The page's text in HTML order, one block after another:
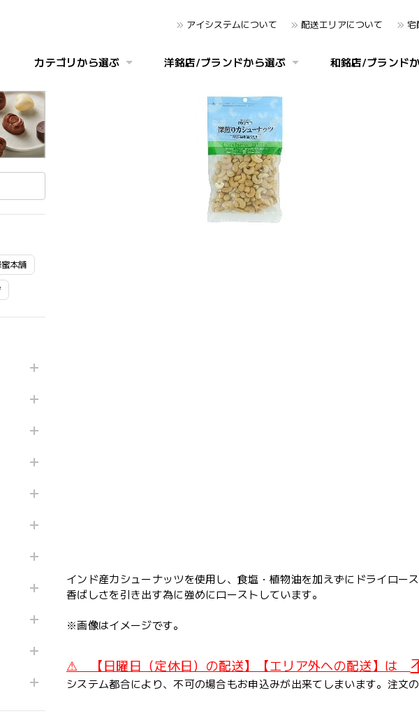
アイシステムについて 配送エリアについて 宅
カテゴリから選ぶ 洋銘店/ブランドから選ぶ 和銘店/ブランド
本舗
インド産カシューナッツを使用し、食塩・植物油を加えずにドライロース
香ばしさを引き出す為に強めにローストしています。
※画像はイメージです。
⚠ 【日曜日（定休日）の配送】【エリア外への配送】は
システム都合により、不可の場合もお申込みが出来てしまいます。注文